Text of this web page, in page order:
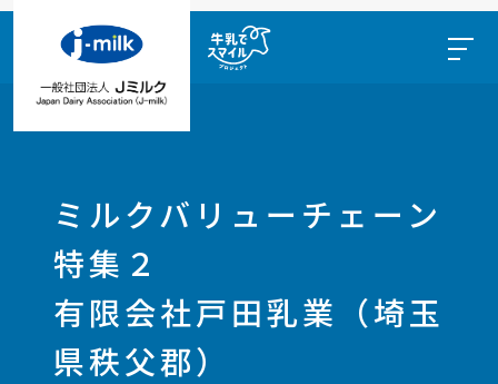
ミルクバリューチェーン
特集２
有限会社戸田乳業（埼玉
県秩父郡）